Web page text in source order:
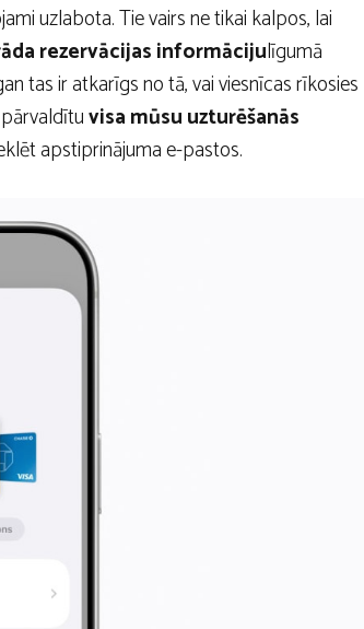
uzlabota. Tie vairs ne tikai kalpos, lai
rezervācijas informācijulīgumā
tas ir atkarīgs no tā, vai viesnīcas rīkosies
visa mūsu uzturēšanās
apstiprinājuma e-pastos.